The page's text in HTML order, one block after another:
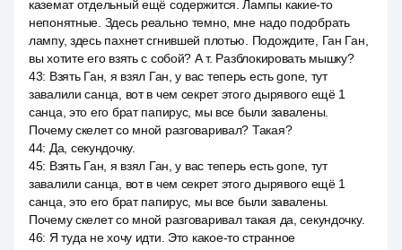
каземат отдельный ещё содержится. Лампы какие-то
непонятные. Здесь реально темно, мне надо подобрать
лампу, здесь пахнет сгнившей плотью. Подождите, Ган Ган,
вы хотите его взять с собой? А т. Разблокировать мышку?
43: Взять Ган, я взял Ган, у вас теперь есть gone, тут
завалили санца, вот в чем секрет этого дырявого ещё 1
санца, это его брат папирус, мы все были завалены.
Почему скелет со мной разговаривал? Такая?
44: Да, секундочку.
45: Взять Ган, я взял Ган, у вас теперь есть gone, тут
завалили санца, вот в чем секрет этого дырявого ещё 1
санца, это его брат папирус, мы все были завалены.
Почему скелет со мной разговаривал такая да, секундочку.
46: Я туда не хочу идти. Это какое-то странное